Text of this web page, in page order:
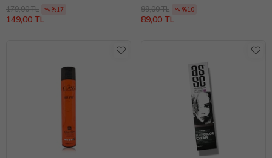
179,00 TL %17
149,00 TL
99,00 TL %10
89,00 TL